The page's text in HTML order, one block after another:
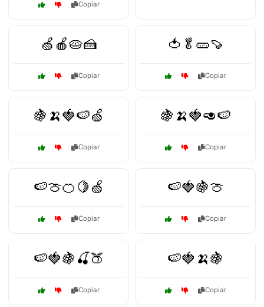
Copiar
🍏🍎🥧🍰
Copiar
🍅🥬🥒🍠
Copiar
🍇🍌🍓🍉🍏
Copiar
🍇🍌🍓🥑🍉
Copiar
🍉🍈🍊🍋🍏
Copiar
🍉🍓🍇🍈
Copiar
🍉🍓🍇🍒🍑
Copiar
🍉🍓🍌🍇
Copiar